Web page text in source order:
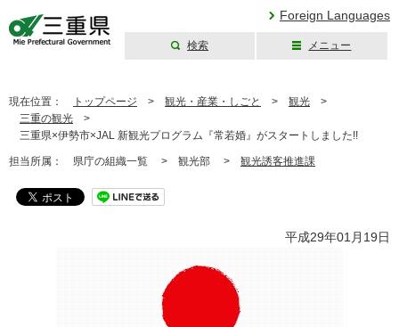
Foreign Languages
検索 メニュー
現在位置： トップページ > 観光・産業・しごと > 観光 >
三重の観光 >
三重県×伊勢市×JAL 新観光プログラム『常若婚』がスタートしました!!
担当所属： 県庁の組織一覧 > 観光部 > 観光誘客推進課
平成29年01月19日